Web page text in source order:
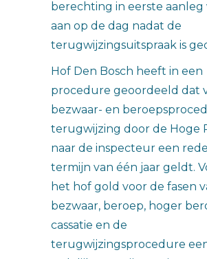
berechting in eerste aanleg
aan op de dag nadat de
terugwijzingsuitspraak is
Hof Den Bosch heeft in een
procedure geoordeeld dat
bezwaar- en
terugwijzing door de Hoge
naar de inspecteur een
termijn van één jaar geldt.
het hof gold voor de fasen
bezwaar, beroep, hoger
cassatie en de
terugwijzingsprocedure